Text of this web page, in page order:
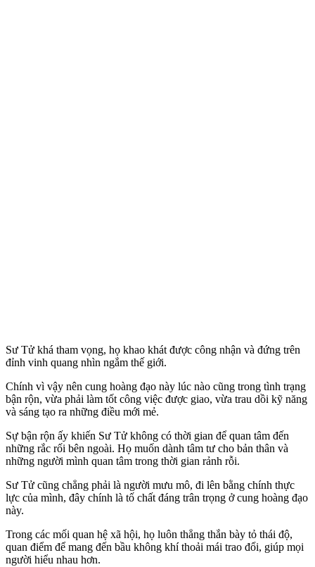
Sư Tử khá tham vọng, họ khao khát được công nhận và đứng trên
đỉnh vinh quang nhìn ngắm thế giới.
Chính vì vậy nên cung hoàng đạo này lúc nào cũng trong tình trạng
bận rộn, vừa phải làm tốt công việc được giao, vừa trau dồi kỹ năng
và sáng tạo ra những điều mới mẻ.
Sự bận rộn ấy khiến Sư Tử không có thời gian để quan tâm đến
những rắc rối bên ngoài. Họ muốn dành tâm tư cho bản thân và
những người mình quan tâm trong thời gian rảnh rỗi.
Sư Tử cũng chẳng phải là người mưu mô, đi lên bằng chính thực
lực của mình, đây chính là tố chất đáng trân trọng ở cung hoàng đạo
này.
Trong các mối quan hệ xã hội, họ luôn thẳng thắn bày tỏ thái độ,
quan điểm để mang đến bầu không khí thoải mái trao đổi, giúp mọi
người hiểu nhau hơn.